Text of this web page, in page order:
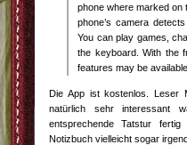
phone where marked on
phone’s camera
You can play games,
the keyboard. With the
features may be
Die App ist kostenlos. Leser
natürlich sehr interessant
entsprechende Tatstur
Notizbuch vielleicht sogar